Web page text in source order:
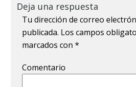
Deja una respuesta
Tu dirección de correo
publicada. Los campos
marcados con*
Comentario